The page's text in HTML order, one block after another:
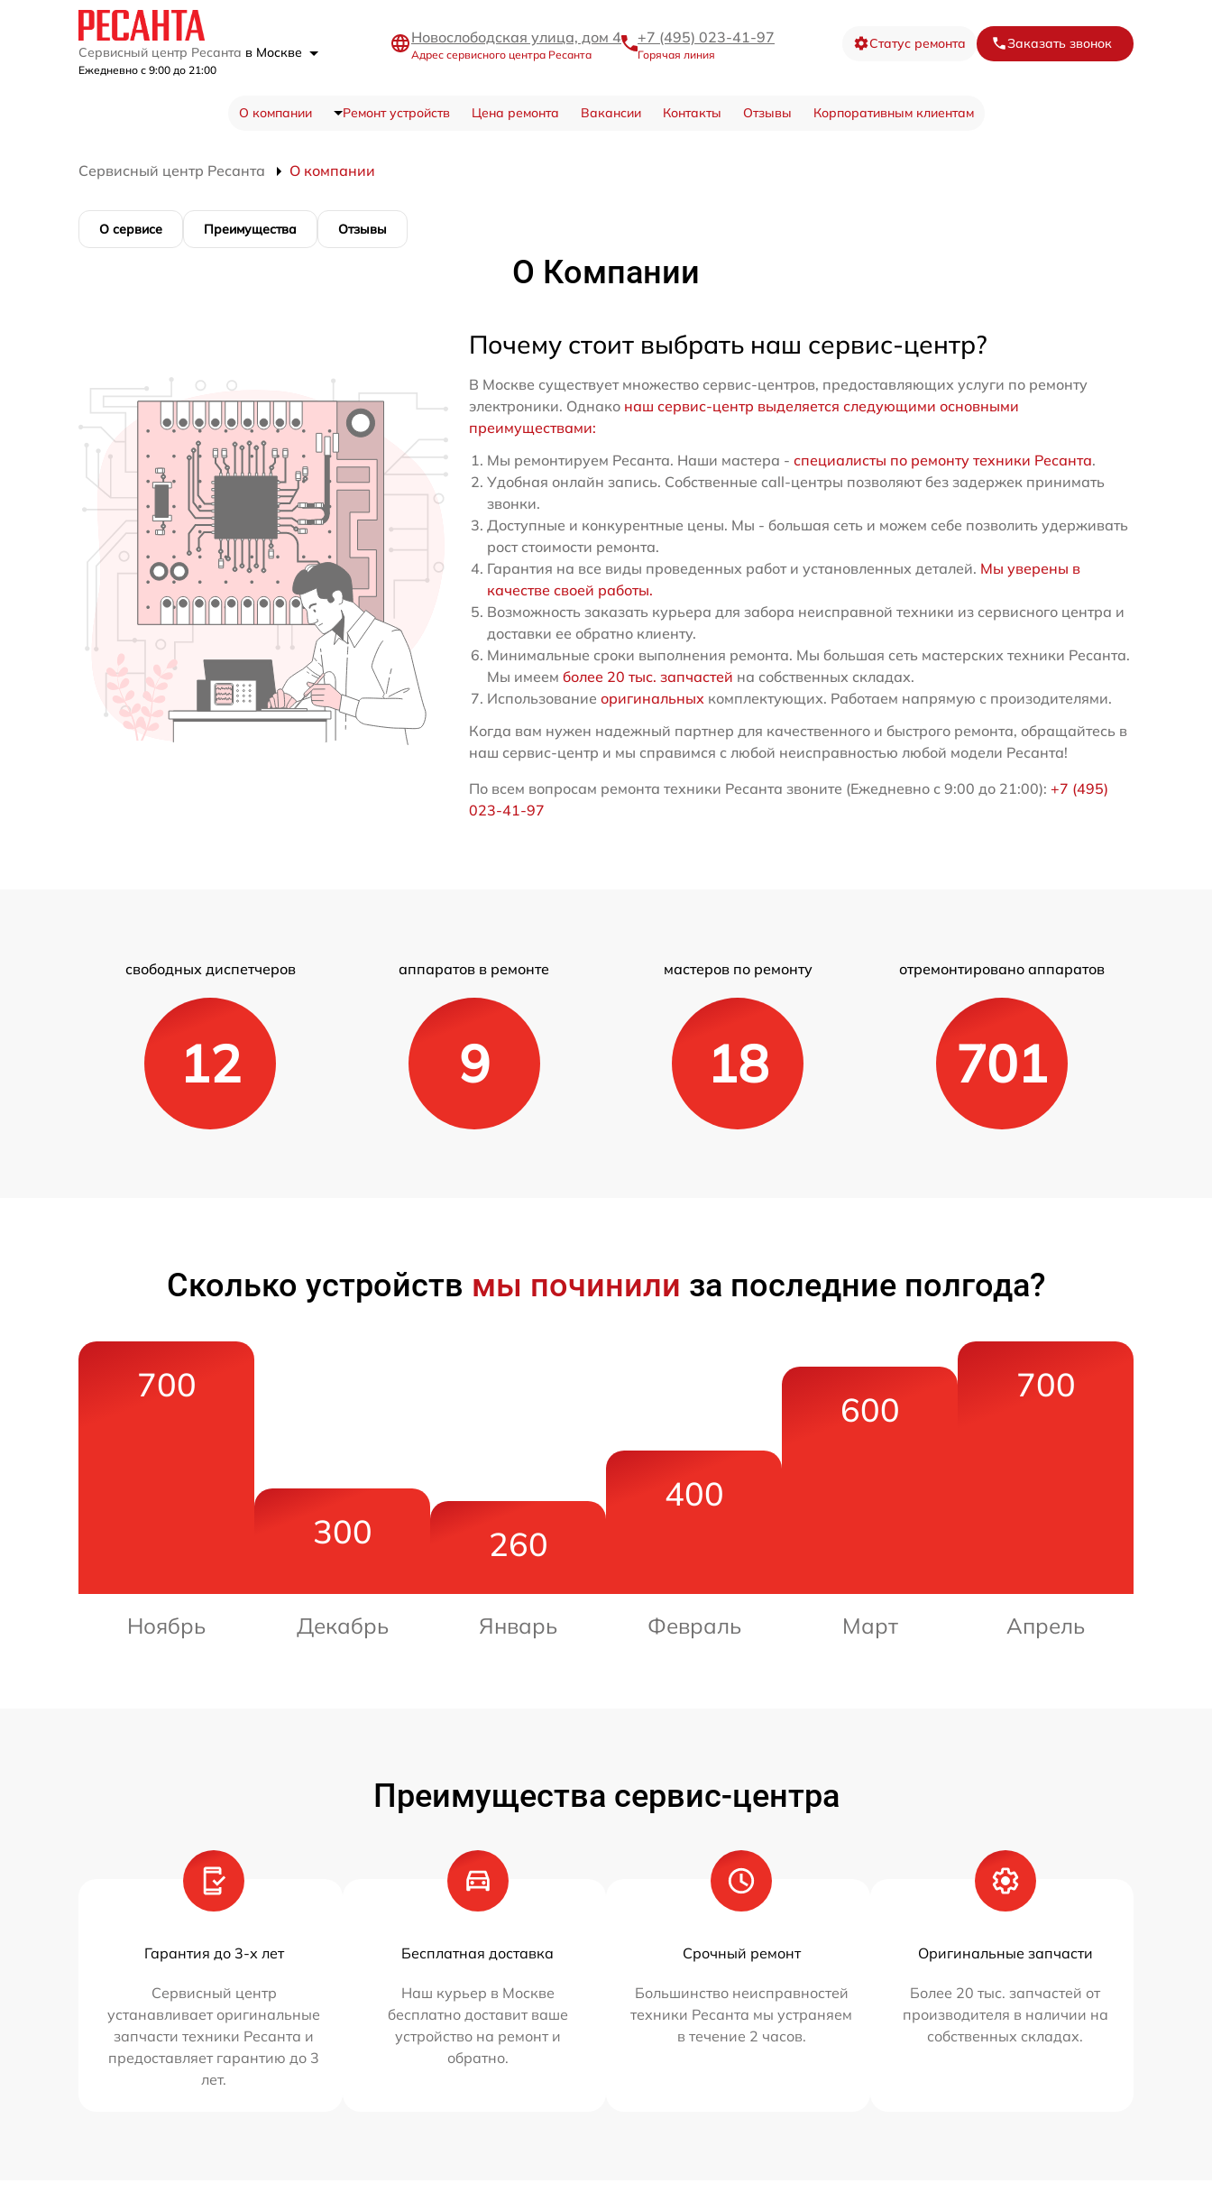
Сервисный центр Ресанта в Москве
Ежедневно с 9:00 до 21:00
Новослободская улица, дом 4
Адрес сервисного центра Ресанта
+7 (495) 023-41-97
Горячая линия
Статус ремонта Заказать звонок
О компании Ремонт устройств Цена ремонта Вакансии Контакты Отзывы Корпоративным клиентам
Сервисный центр Ресанта О компании
О сервисе Преимущества Отзывы
О Компании
Почему стоит выбрать наш сервис-центр?
В Москве существует множество сервис-центров, предоставляющих услуги по ремонту
электроники. Однако наш сервис-центр выделяется следующими основными
преимуществами:
Мы ремонтируем Ресанта. Наши мастера - специалисты по ремонту техники Ресанта.
Удобная онлайн запись. Собственные call-центры позволяют без задержек принимать
звонки.
Доступные и конкурентные цены. Мы - большая сеть и можем себе позволить удерживать
рост стоимости ремонта.
Гарантия на все виды проведенных работ и установленных деталей. Мы уверены в
качестве своей работы.
Возможность заказать курьера для забора неисправной техники из сервисного центра и
доставки ее обратно клиенту.
Минимальные сроки выполнения ремонта. Мы большая сеть мастерских техники Ресанта.
Мы имеем более 20 тыс. запчастей на собственных складах.
Использование оригинальныхкомплектующих. Работаем напрямую с произодителями.
Когда вам нужен надежный партнер для качественного и быстрого ремонта, обращайтесь в
наш сервис-центр и мы справимся с любой неисправностью любой модели Ресанта!
По всем вопросам ремонта техники Ресанта звоните (Ежедневно с 9:00 до 21:00): +7 (495)
023-41-97
свободных диспетчеров
12
аппаратов в ремонте
9
мастеров по ремонту
18
отремонтировано аппаратов
701
Сколько устройств мы починили за последние полгода?
700
Ноябрь
300
Декабрь
260
Январь
400
Февраль
600
Март
700
Апрель
Преимущества сервис-центра
Гарантия до 3-х лет
Сервисный центр
устанавливает оригинальные
запчасти техники Ресанта и
предоставляет гарантию до 3
лет.
Бесплатная доставка
Наш курьер в Москве
бесплатно доставит ваше
устройство на ремонт и
обратно.
Срочный ремонт
Большинство неисправностей
техники Ресанта мы устраняем
в течение 2 часов.
Оригинальные запчасти
Более 20 тыс. запчастей от
производителя в наличии на
собственных складах.